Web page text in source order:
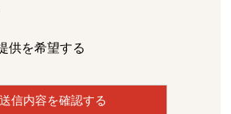
供を希望する